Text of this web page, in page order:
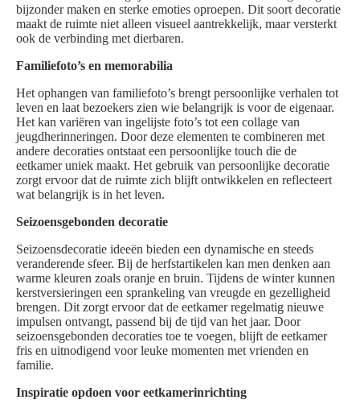
bijzonder maken en sterke emoties oproepen. Dit soort decoratie
maakt de ruimte niet alleen visueel aantrekkelijk, maar versterkt
ook de verbinding met dierbaren.
Familiefoto’s en memorabilia
Het ophangen van familiefoto’s brengt persoonlijke verhalen tot
leven en laat bezoekers zien wie belangrijk is voor de eigenaar.
Het kan variëren van ingelijste foto’s tot een collage van
jeugdherinneringen. Door deze elementen te combineren met
andere decoraties ontstaat een persoonlijke touch die de
eetkamer uniek maakt. Het gebruik van persoonlijke decoratie
zorgt ervoor dat de ruimte zich blijft ontwikkelen en reflecteert
wat belangrijk is in het leven.
Seizoensgebonden decoratie
Seizoensdecoratie ideeën bieden een dynamische en steeds
veranderende sfeer. Bij de herfstartikelen kan men denken aan
warme kleuren zoals oranje en bruin. Tijdens de winter kunnen
kerstversieringen een sprankeling van vreugde en gezelligheid
brengen. Dit zorgt ervoor dat de eetkamer regelmatig nieuwe
impulsen ontvangt, passend bij de tijd van het jaar. Door
seizoensgebonden decoraties toe te voegen, blijft de eetkamer
fris en uitnodigend voor leuke momenten met vrienden en
familie.
Inspiratie opdoen voor eetkamerinrichting